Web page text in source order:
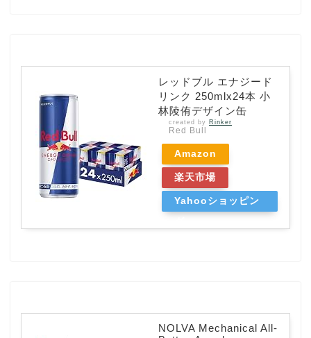
レッドブル エナジード
リンク 250mlx24本 小
林陵侑デザイン缶
created by Rinker
Red Bull
Amazon
楽天市場
Yahooショッピン
NOLVA Mechanical All-